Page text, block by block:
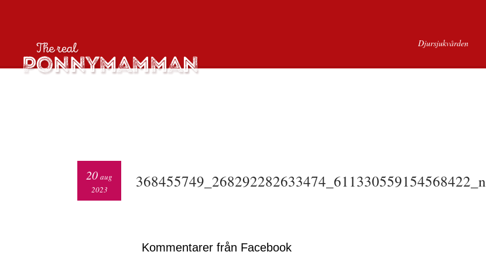
Djursjukvården
368455749_268292282633474_611330559154568422_n
20 aug
2023
Kommentarer från Facebook